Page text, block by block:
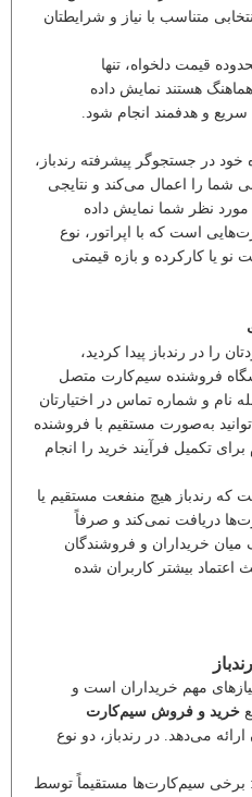
متناسب با نیاز و شرایطتان
قیمت دلخواه، تنها
هستند نمایش داده
سریع و هدفمند انجام شود.
خود در جستجوگر پیشرفته رندباز،
شما را اعمال می‌کند و نتایجی
نظر شما نمایش داده
است که با اپراتور، نوع
یا کارکرده و بازه قیمتی
را در رندباز پیدا کردید،
فروشنده سیم‌کارت متصل
نام و شماره تماس در اختیارتان
به‌صورت مستقیم با فروشنده
تکمیل فرآیند خرید را انجام
که رندباز هیچ منفعت مستقیم یا
دریافت نمی‌کند و صرفاً
خریداران و فروشندگان
بیشتر کاربران شده
مهم خریداران است و
خرید و فروش سیم‌کارت
می‌دهد. در رندباز، دو نوع
برخی سیم‌کارت‌ها مستقیماً توسط